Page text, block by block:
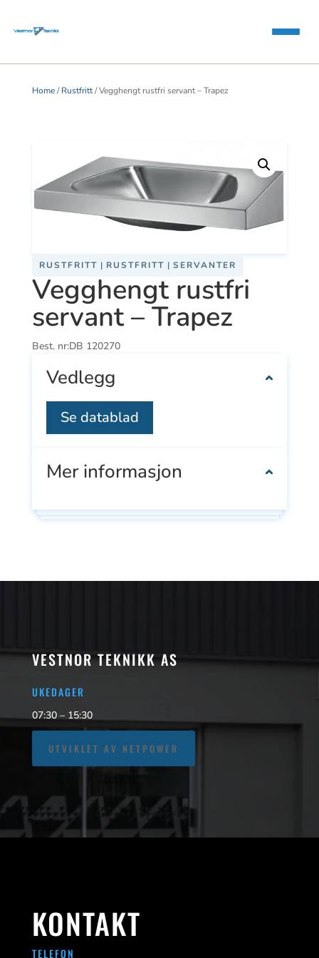
Home/Rustfritt/ Vegghengt rustfri servant – Trapez
RUSTFRITT | RUSTFRITT | SERVANTER
Vegghengt rustfri
servant – Trapez
Best. nr:DB 120270
Vedlegg
Se datablad
Mer informasjon
VESTNOR TEKNIKK AS
UKEDAGER
07:30 – 15:30
UTVIKLET AV NETPOWER
KONTAKT
TELEFON